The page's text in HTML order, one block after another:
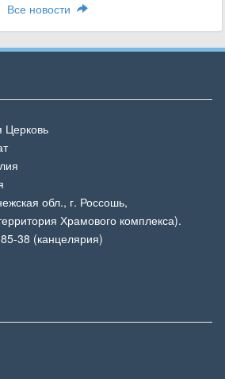
Все новости
Церковь
обл., г. Россошь,
Храмового комплекса).
38 (канцелярия)